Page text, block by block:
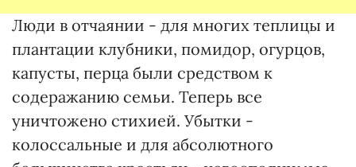
Люди в отчаянии - для многих теплицы и
плантации клубники, помидор, огурцов,
капусты, перца были средством к
содеражанию семьи. Теперь все
уничтожено стихией. Убытки -
колоссальные и для абсолютного